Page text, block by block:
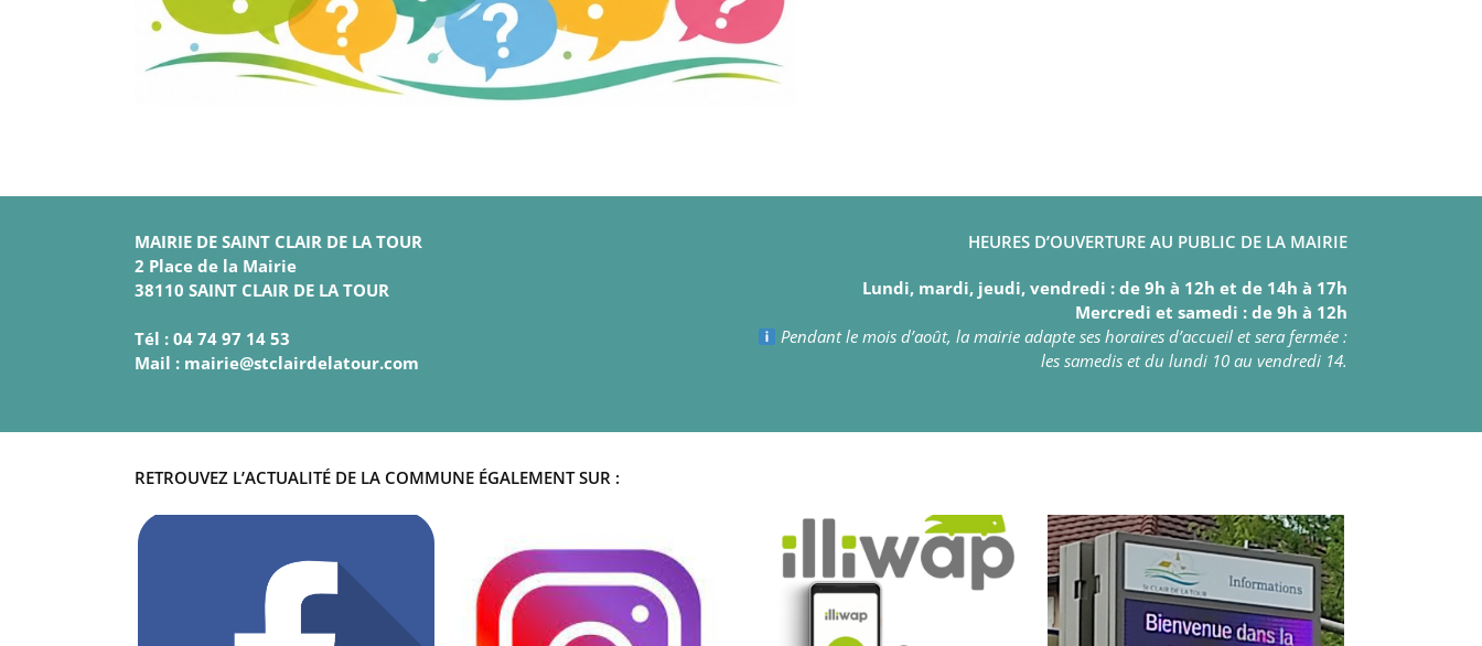
MAIRIE DE SAINT CLAIR DE LA TOUR
2 Place de la Mairie
38110 SAINT CLAIR DE LA TOUR
Tél : 04 74 97 14 53
Mail : mairie@stclairdelatour.com
HEURES D’OUVERTURE AU PUBLIC DE LA MAIRIE
Lundi, mardi, jeudi, vendredi : de 9h à 12h et de 14h à 17h
Mercredi et samedi : de 9h à 12h
Pendant le mois d’août, la mairie adapte ses horaires d’accueil et sera fermée :
les samedis et du lundi 10 au vendredi 14.
RETROUVEZ L’ACTUALITÉ DE LA COMMUNE ÉGALEMENT SUR :